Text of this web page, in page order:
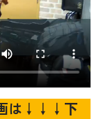
は↓↓↓下